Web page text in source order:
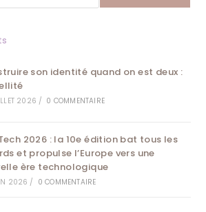
son identité quand on est deux :
2026 / 0 COMMENTAIRE
2026 : la 10e édition bat tous les
et propulse l’Europe vers une
ère technologique
2026 / 0 COMMENTAIRE